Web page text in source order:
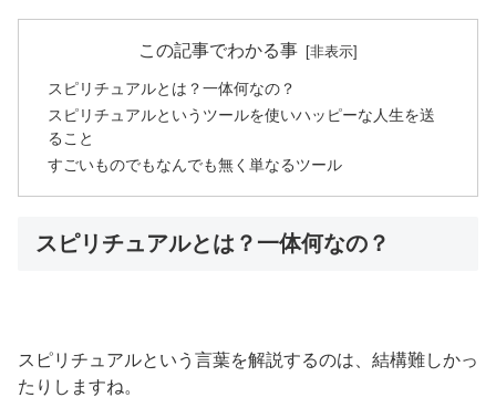
この記事でわかる事
スピリチュアルとは？一体何なの？
スピリチュアルというツールを使いハッピーな人生を送
ること
すごいものでもなんでも無く単なるツール
スピリチュアルとは？一体何なの？
スピリチュアルという言葉を解説するのは、結構難しかっ
たりしますね。